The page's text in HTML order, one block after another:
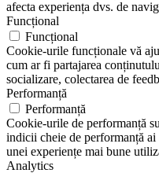
afecta experiența dvs. de
Funcțional
Funcțional
Cookie-urile funcționale vă
cum ar fi partajarea
socializare, colectarea de
Performanță
Performanță
Cookie-urile de performanță
indicii cheie de performanță
unei experiențe mai bune
Analytics